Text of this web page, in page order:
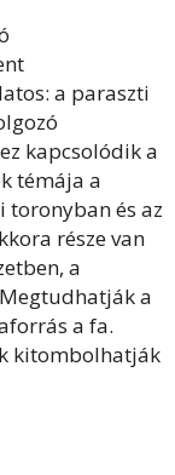
a paraszti
kapcsolódik a
témája a
toronyban és az
része van
a
a
a fa.
kitombolhatják